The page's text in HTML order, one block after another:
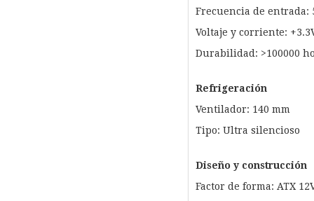
Frecuencia de entrada:
Voltaje y corriente:
Durabilidad: >100000
Refrigeración
Ventilador: 140 mm
Tipo: Ultra silencioso
Diseño y construcción
Factor de forma: ATX